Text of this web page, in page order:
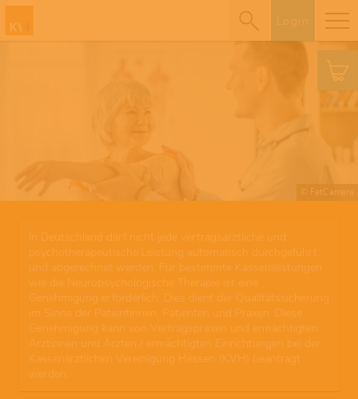
Login
© FatCamera
In Deutschland darf nicht jede vertragsärztliche und
psychotherapeutische Leistung automatisch durchgeführt
und abgerechnet werden. Für bestimmte Kassenleistungen
wie die Neuropsychologische Therapie ist eine
Genehmigung erforderlich. Dies dient der Qualitätssicherung
im Sinne der Patientinnen, Patienten und Praxen. Diese
Genehmigung kann von Vertragspraxen und ermächtigten
Ärztinnen und Ärzten / ermächtigten Einrichtungen bei der
Kassenärztlichen Vereinigung Hessen (KVH) beantragt
werden.